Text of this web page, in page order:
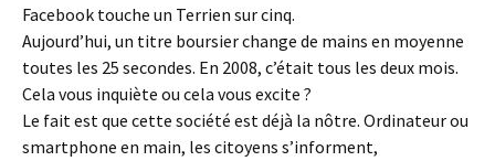
Facebook touche un Terrien sur cinq.
Aujourd’hui, un titre boursier change de mains en moyenne
toutes les 25 secondes. En 2008, c’était tous les deux mois.
Cela vous inquiète ou cela vous excite ?
Le fait est que cette société est déjà la nôtre. Ordinateur ou
smartphone en main, les citoyens s’informent,